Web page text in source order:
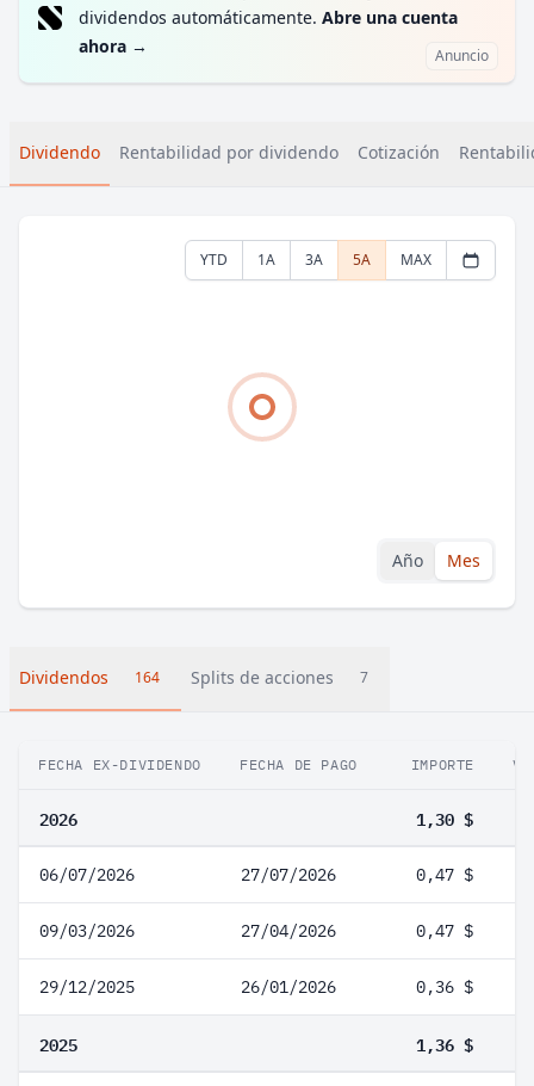
dividendos automáticamente. Abre una cuenta
ahora → Anuncio
Dividendo Rentabilidad por dividendo Cotización
YTD 1A 3A 5A MAX
Año Mes
Dividendos 164 Splits de acciones 7
FECHA EX-DIVIDENDO FECHA DE PAGO IMPORTE
2026 1,30 $
06/07/2026 27/07/2026 0,47 $
09/03/2026 27/04/2026 0,47 $
29/12/2025 26/01/2026 0,36 $
2025 1,36 $